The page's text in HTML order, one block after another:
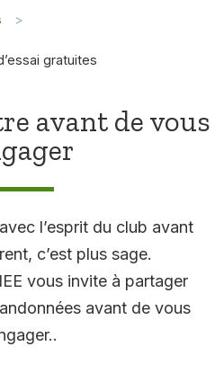
>
gratuites
avant de vous
l’esprit du club avant
c’est plus sage.
vous invite à partager
avant de vous